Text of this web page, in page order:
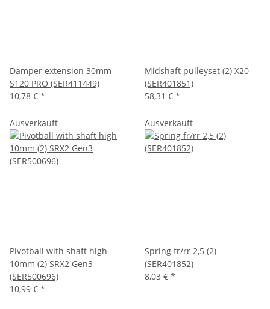
Damper extension 30mm
S120 PRO (SER411449)
10,78 € *
Midshaft pulleyset (2) X20
(SER401851)
58,31 € *
Ausverkauft
Pivotball with shaft high
10mm (2) SRX2 Gen3
(SER500696)
10,99 € *
Ausverkauft
Spring fr/rr 2,5 (2)
(SER401852)
8,03 € *